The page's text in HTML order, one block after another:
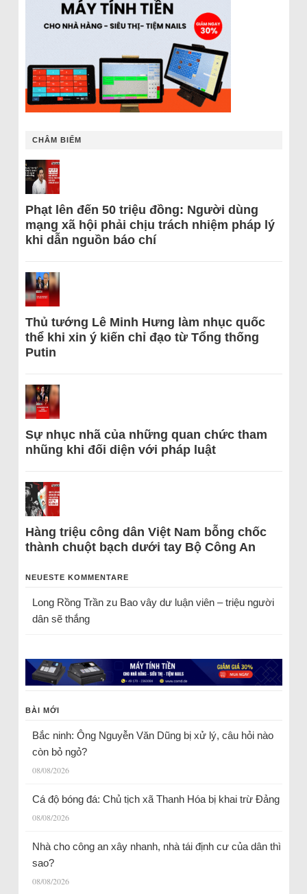
CHÂM BIẾM
Phạt lên đến 50 triệu đồng: Người dùng
mạng xã hội phải chịu trách nhiệm pháp lý
khi dẫn nguồn báo chí
Thủ tướng Lê Minh Hưng làm nhục quốc
thể khi xin ý kiến chỉ đạo từ Tổng thống
Putin
Sự nhục nhã của những quan chức tham
nhũng khi đối diện với pháp luật
Hàng triệu công dân Việt Nam bỗng chốc
thành chuột bạch dưới tay Bộ Công An
NEUESTE KOMMENTARE
Long Rồng Trầnzu Bao vây dư luận viên – triệu người
dân sẽ thắng
BÀI MỚI
Bắc ninh: Ông Nguyễn Văn Dũng bị xử lý, câu hỏi nào
còn bỏ ngỏ?
08/08/2026
Cá độ bóng đá: Chủ tịch xã Thanh Hóa bị khai trừ Đảng
08/08/2026
Nhà cho công an xây nhanh, nhà tái định cư của dân thì
sao?
08/08/2026